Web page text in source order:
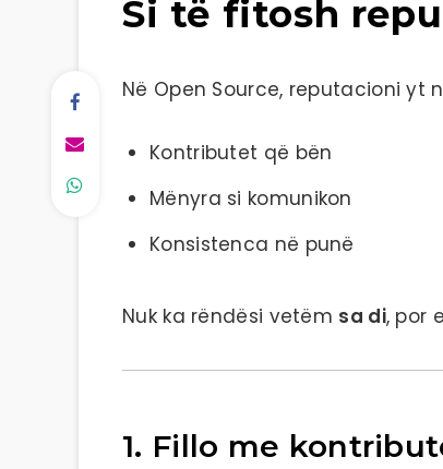
Si të fitosh
Në Open Source, reputacioni yt
Kontributet që bën
Mënyra si komunikon
Konsistenca në punë
Nuk ka rëndësi vetëm sa di, por
1. Fillo me